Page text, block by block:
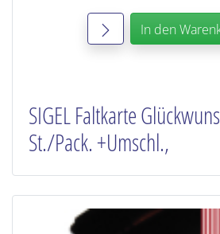
In den
SIGEL Faltkarte
St./Pack. +Umschl.,